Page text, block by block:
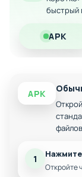
гонок, не
быстрый
APK
APK
1
Откройте